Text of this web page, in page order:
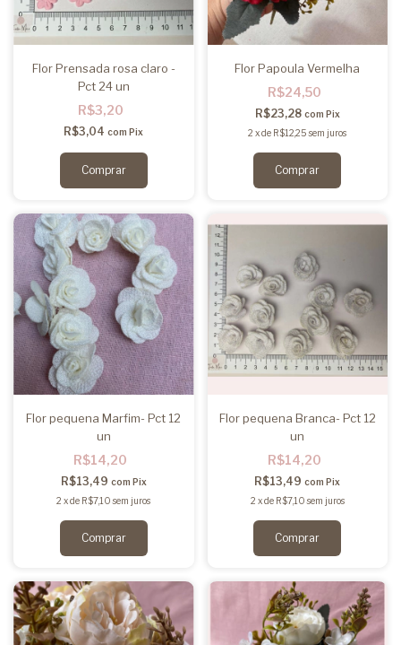
Flor Prensada rosa claro -
Pct 24 un
R$3,20
R$3,04com Pix
Flor Papoula Vermelha
R$24,50
R$23,28 com Pix
2 xde R$12,25 sem juros
Flor pequena Marfim- Pct 12
un
R$14,20
R$13,49 com Pix
2 xde R$7,10 sem juros
Flor pequena Branca- Pct 12
un
R$14,20
R$13,49com Pix
2 xde R$7,10 sem juros